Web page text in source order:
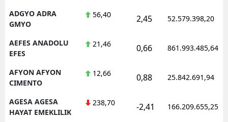
ADGYO ADRA
GMYO
56,40 2,45 52.579.398,20
AEFES ANADOLU
EFES
21,46 0,66 861.993.485,64
AFYON AFYON
CIMENTO
12,66 0,88 25.842.691,94
AGESA AGESA
HAYAT EMEKLILIK
238,70 -2,41 166.209.655,25